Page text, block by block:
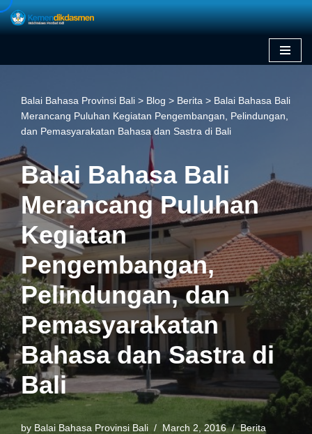
Balai Bahasa Provinsi Bali > Blog > Berita > Balai Bahasa Bali
Merancang Puluhan Kegiatan Pengembangan, Pelindungan,
dan Pemasyarakatan Bahasa dan Sastra di Bali
Balai Bahasa Bali
Merancang Puluhan
Kegiatan
Pengembangan,
Pelindungan, dan
Pemasyarakatan
Bahasa dan Sastra di
Bali
by Balai Bahasa Provinsi Bali March 2, 2016 Berita